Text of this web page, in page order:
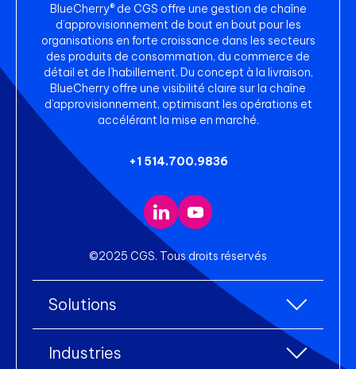
BlueCherry® de CGS offre une gestion de chaîne
d’approvisionnement de bout en bout pour les
organisations en forte croissance dans les secteurs
des produits de consommation, du commerce de
détail et de l’habillement. Du concept à la livraison,
BlueCherry offre une visibilité claire sur la chaîne
d’approvisionnement, optimisant les opérations et
accélérant la mise en marché.
+1 514.700.9836
©2025 CGS. Tous droits réservés
Solutions
Industries